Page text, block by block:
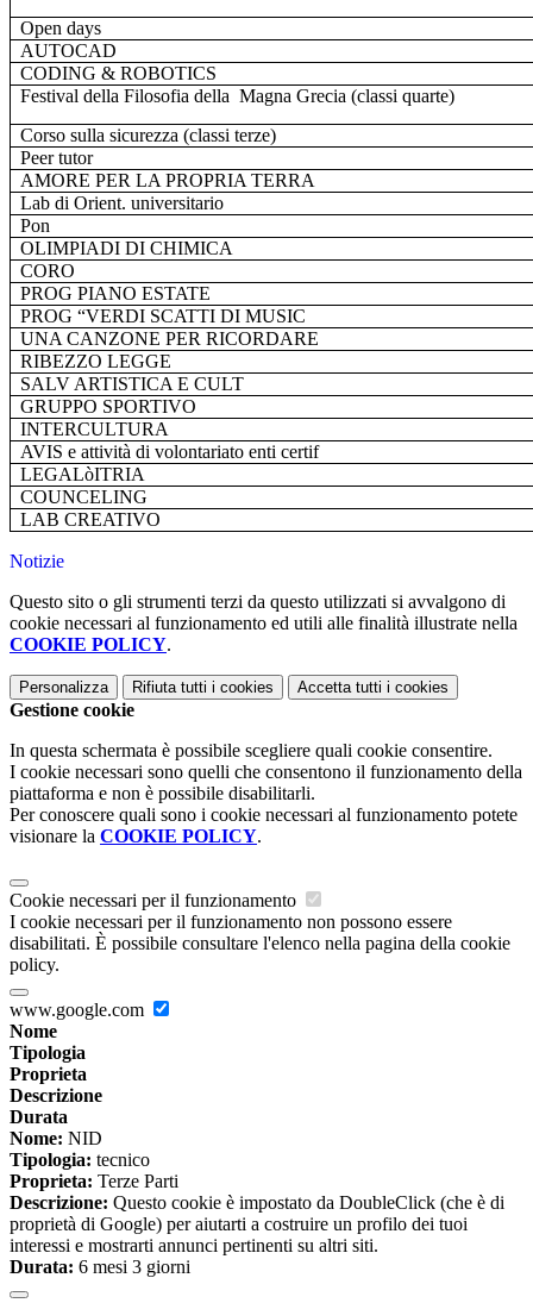
Open days
AUTOCAD
CODING & ROBOTICS
Festival della Filosofia della Magna Grecia (classi quarte)
Corso sulla sicurezza (classi terze)
Peer tutor
AMORE PER LA PROPRIA TERRA
Lab di Orient. universitario
Pon
OLIMPIADI DI CHIMICA
CORO
PROG PIANO ESTATE
PROG “VERDI SCATTI DI MUSIC
UNA CANZONE PER RICORDARE
RIBEZZO LEGGE
SALV ARTISTICA E CULT
GRUPPO SPORTIVO
INTERCULTURA
AVIS e attività di volontariato enti certif
LEGALòITRIA
COUNCELING
LAB CREATIVO
Notizie
Questo sito o gli strumenti terzi da questo utilizzati si avvalgono di
cookie necessari al funzionamento ed utili alle finalità illustrate nella
COOKIE POLICY.
Personalizza Rifiuta tutti i cookies Accetta tutti i cookies
Gestione cookie
In questa schermata è possibile scegliere quali cookie consentire.
I cookie necessari sono quelli che consentono il funzionamento della
piattaforma e non è possibile disabilitarli.
Per conoscere quali sono i cookie necessari al funzionamento potete
visionare la COOKIE POLICY.
Cookie necessari per il funzionamento
I cookie necessari per il funzionamento non possono essere
disabilitati. È possibile consultare l'elenco nella pagina della cookie
policy.
www.google.com
Nome
Tipologia
Proprieta
Descrizione
Durata
Nome: NID
Tipologia: tecnico
Proprieta: Terze Parti
Descrizione: Questo cookie è impostato da DoubleClick (che è di
proprietà di Google) per aiutarti a costruire un profilo dei tuoi
interessi e mostrarti annunci pertinenti su altri siti.
Durata: 6 mesi 3 giorni